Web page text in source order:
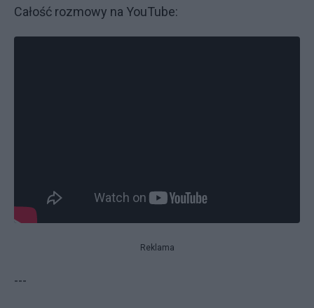
Całość rozmowy na YouTube:
Reklama
---